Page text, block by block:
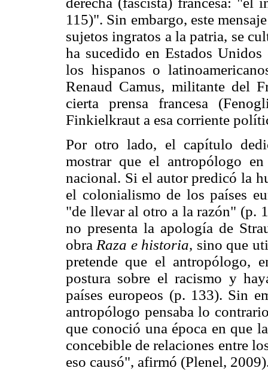
115)". Sin embargo, este
sujetos ingratos a la patria, se
ha sucedido en Estados
los hispanos o
Renaud Camus, militante del
cierta prensa francesa
Finkielkraut a esa corriente
Por otro lado, el capítulo
mostrar que el antropólogo
nacional. Si el autor predicó la
el colonialismo de los países
"de llevar al otro a la razón" (p.
no presenta la apología de
obra Raza e historia, sino que
pretende que el antropólogo,
postura sobre el racismo y
países europeos (p. 133). Sin
antropólogo pensaba lo
que conoció una época en que
concebible de relaciones entre
eso causó", afirmó (Plenel,